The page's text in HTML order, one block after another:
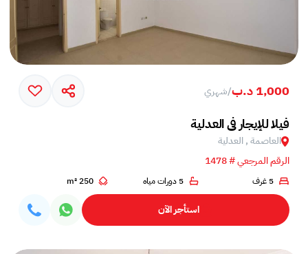
1,000 د.ب /شهري
فيلا للإيجار في العدلية
العاصمة , العدلية
الرقم المرجعي # 1478
5 غرف 5 دورات مياه 250 m²
استأجر الآن